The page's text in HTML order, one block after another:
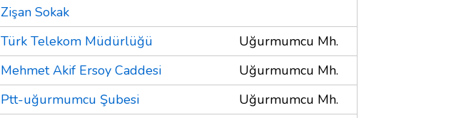
Zişan Sokak
Türk Telekom Müdürlüğü
Uğurmumcu Mh.
Mehmet Akif Ersoy Caddesi
Uğurmumcu Mh.
Ptt-uğurmumcu Şubesi
Uğurmumcu Mh.